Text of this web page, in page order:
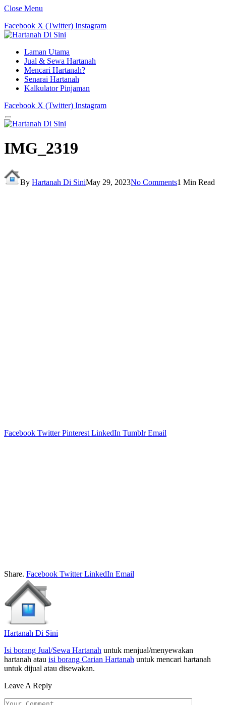
Close Menu
Facebook X (Twitter) Instagram
Laman Utama
Jual & Sewa Hartanah
Mencari Hartanah?
Senarai Hartanah
Kalkulator Pinjaman
Facebook X (Twitter) Instagram
IMG_2319
By Hartanah Di SiniMay 29, 2023No Comments1 Min Read
Facebook Twitter Pinterest LinkedIn Tumblr Email
Share. Facebook Twitter LinkedIn Email
Hartanah Di Sini
Isi borang Jual/Sewa Hartanah untuk menjual/menyewakan
hartanah atau isi borang Carian Hartanah untuk mencari hartanah
untuk dijual atau disewakan.
Leave A Reply